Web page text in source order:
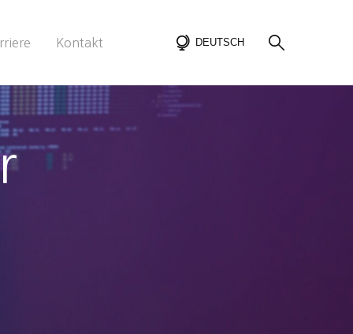
Kontakt DEUTSCH